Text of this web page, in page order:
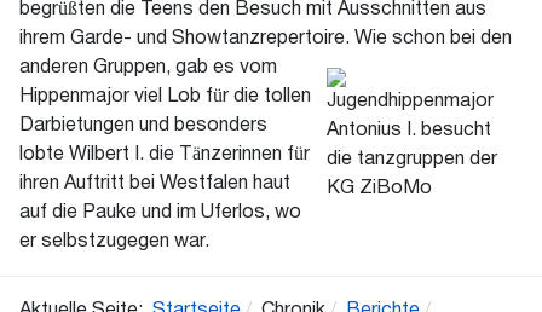
begrüßten die Teens den Besuch mit Ausschnitten aus
ihrem Garde- und Showtanzrepertoire. Wie schon bei den
anderen Gruppen, gab es vom
Hippenmajor viel Lob für die tollen
Darbietungen und besonders
lobte Wilbert I. die Tänzerinnen für
ihren Auftritt bei Westfalen haut
auf die Pauke und im Uferlos, wo
er selbstzugegen war.